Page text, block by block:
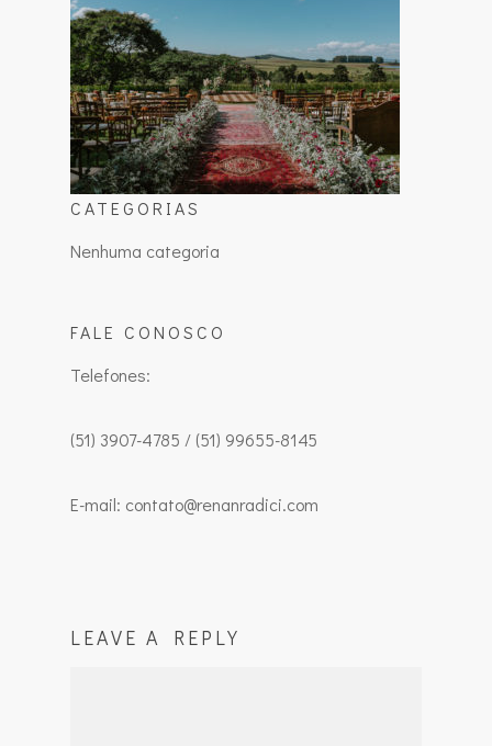
CATEGORIAS
Nenhuma categoria
FALE CONOSCO
Telefones:
(51) 3907-4785 / (51) 99655-8145
E-mail: contato@renanradici.com
LEAVE A REPLY